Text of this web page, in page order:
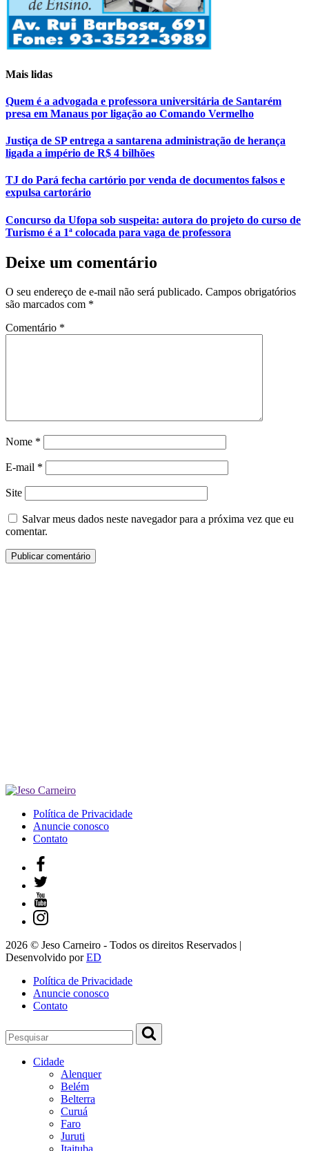
Mais lidas
Quem é a advogada e professora universitária de Santarém
presa em Manaus por ligação ao Comando Vermelho
Justiça de SP entrega a santarena administração de herança
ligada a império de R$ 4 bilhões
TJ do Pará fecha cartório por venda de documentos falsos e
expulsa cartorário
Concurso da Ufopa sob suspeita: autora do projeto do curso de
Turismo é a 1ª colocada para vaga de professora
Deixe um comentário
O seu endereço de e-mail não será publicado. Campos obrigatórios
são marcados com *
Comentário *
Nome *
E-mail *
Site
Salvar meus dados neste navegador para a próxima vez que eu
comentar.
Política de Privacidade
Anuncie conosco
Contato
2026 © Jeso Carneiro - Todos os direitos Reservados |
Desenvolvido porED
Política de Privacidade
Anuncie conosco
Contato
Cidade
Alenquer
Belém
Belterra
Curuá
Faro
Juruti
Itaituba